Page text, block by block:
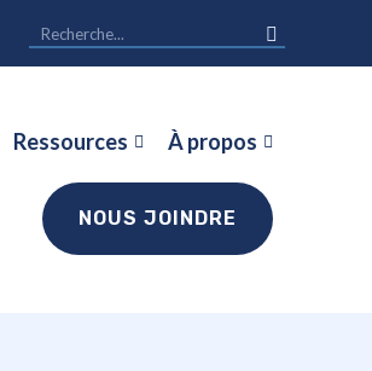
Ressources À propos
NOUS JOINDRE